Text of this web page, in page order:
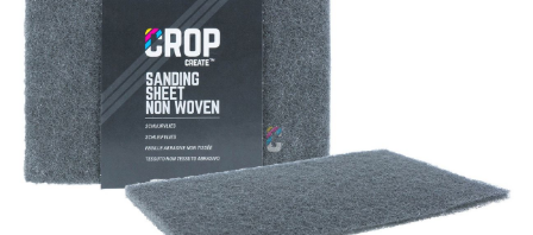
Uitvoering
CROP ScuffX Schuurvlies UFN Super Fijn - Grijs
€ 3,99
incl. BTW
Aantal
In mijn winkelwagen